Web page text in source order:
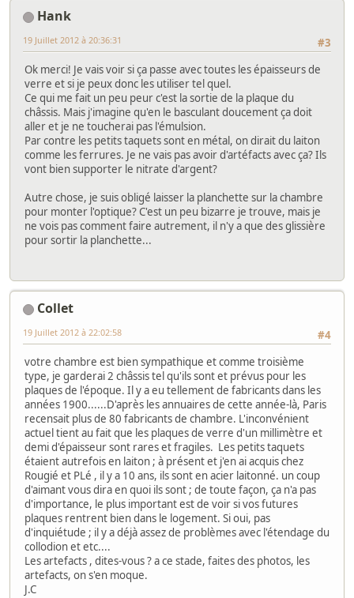
Hank
#3
19 Juillet 2012 à 20:36:31
Ok merci! Je vais voir si ça passe avec toutes les épaisseurs de
verre et si je peux donc les utiliser tel quel.
Ce qui me fait un peu peur c'est la sortie de la plaque du
châssis. Mais j'imagine qu'en le basculant doucement ça doit
aller et je ne toucherai pas l'émulsion.
Par contre les petits taquets sont en métal, on dirait du laiton
comme les ferrures. Je ne vais pas avoir d'artéfacts avec ça? Ils
vont bien supporter le nitrate d'argent?
Autre chose, je suis obligé laisser la planchette sur la chambre
pour monter l'optique? C'est un peu bizarre je trouve, mais je
ne vois pas comment faire autrement, il n'y a que des glissière
pour sortir la planchette...
Collet
#4
19 Juillet 2012 à 22:02:58
votre chambre est bien sympathique et comme troisième
type, je garderai 2 châssis tel qu'ils sont et prévus pour les
plaques de l'époque. Il y a eu tellement de fabricants dans les
années 1900......D'après les annuaires de cette année-là, Paris
recensait plus de 80 fabricants de chambre. L'inconvénient
actuel tient au fait que les plaques de verre d'un millimètre et
demi d'épaisseur sont rares et fragiles. Les petits taquets
étaient autrefois en laiton ; à présent et j'en ai acquis chez
Rougié et PLé , il y a 10 ans, ils sont en acier laitonné. un coup
d'aimant vous dira en quoi ils sont ; de toute façon, ça n'a pas
d'importance, le plus important est de voir si vos futures
plaques rentrent bien dans le logement. Si oui, pas
d'inquiétude ; il y a déjà assez de problèmes avec l'étendage du
collodion et etc....
Les artefacts , dites-vous ? a ce stade, faites des photos, les
artefacts, on s'en moque.
J.C